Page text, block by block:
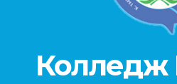
Колледж